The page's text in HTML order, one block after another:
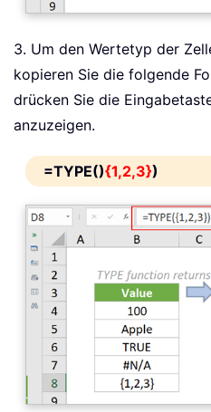
3. Um den Wertetyp der
kopieren Sie die folgende
drücken Sie die
anzuzeigen.
=TYPE(){1,2,3})